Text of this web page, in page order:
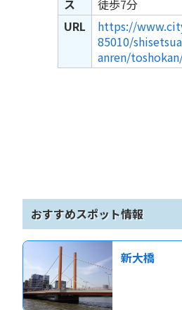
ス
徒歩7分
URL
https://
85010/
anren/
おすすめスポット情報
新大橋